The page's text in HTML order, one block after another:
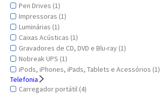
Pen Drives (1)
Impressoras (1)
Luminárias (1)
Caixas Acústicas (1)
Gravadores de CD, DVD e Blu-ray (1)
Nobreak UPS (1)
iPods, iPhones, iPads, Tablets e Acessórios (1)
Telefonia
Carregador portátil (4)